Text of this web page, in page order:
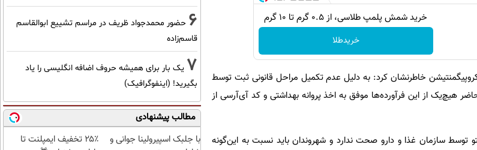
خرید شمش پلمپ طلاسی، از ۰.۵ گرم تا ۱۰ گرم
خریدطلا
خاطرنشان کرد: به دلیل عدم تکمیل مراحل قانونی ثبت توسط
هیچ‌یک از این فرآورده‌ها موفق به اخذ پروانه بهداشتی و کد آی‌آرسی از
توسط سازمان غذا و دارو صحت ندارد و شهروندان باید نسبت به این‌گونه
6 حضور محمدجواد ظریف در مراسم تشییع ابوالقاسم
قاسم‌زاده
7 یک بار برای همیشه حروف اضافه انگلیسی را یاد
بگیرید! (اینفوگرافیک)
مطالب پیشنهادی
با جلبک اسپیرولینا جوانی و
۲۵٪ تخفیف ایمپلنت تا